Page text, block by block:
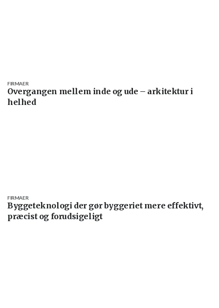
Overgangen mellem inde og ude – arkitektur i
helhed
FIRMAER
Byggeteknologi der gør byggeriet mere effektivt,
præcist og forudsigeligt
FIRMAER